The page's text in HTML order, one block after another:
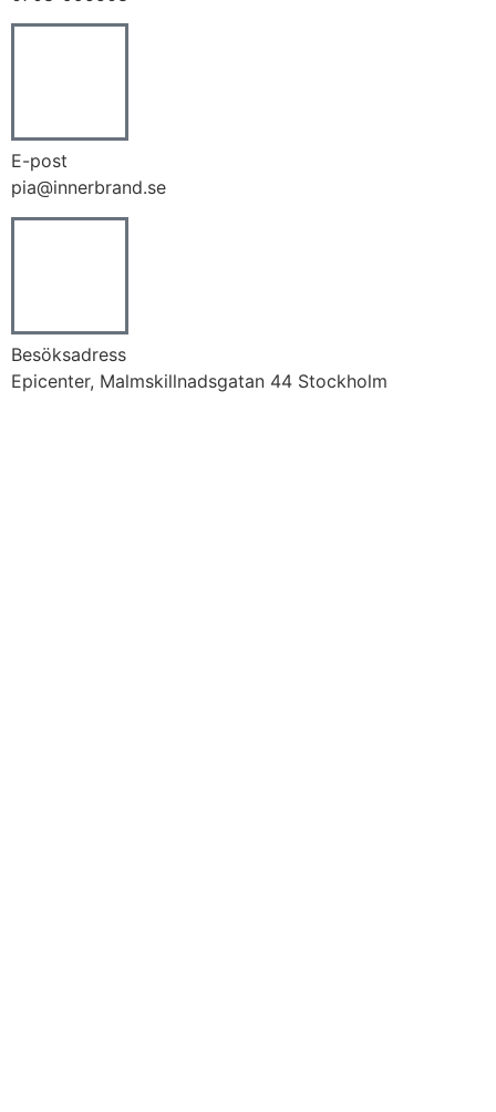
E-post
pia@innerbrand.se
Besöksadress
Epicenter, Malmskillnadsgatan 44 Stockholm